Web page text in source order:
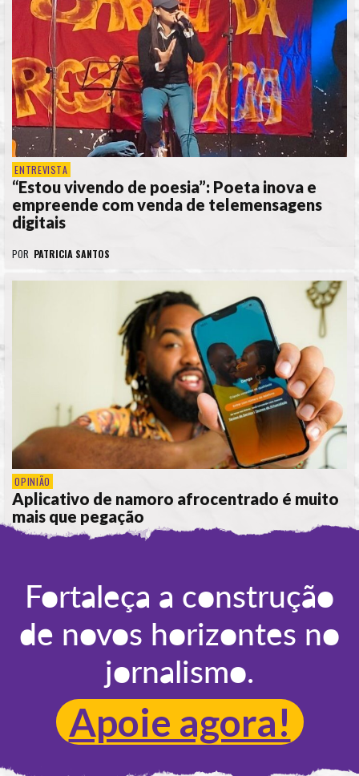
ENTREVISTA
“Estou vivendo de poesia”: Poeta inova e
empreende com venda de telemensagens
digitais
POR PATRICIA SANTOS
OPINIÃO
Aplicativo de namoro afrocentrado é muito
mais que pegação
Fortaleça a construção
de novos horizontes no
jornalismo.
Apoie agora!